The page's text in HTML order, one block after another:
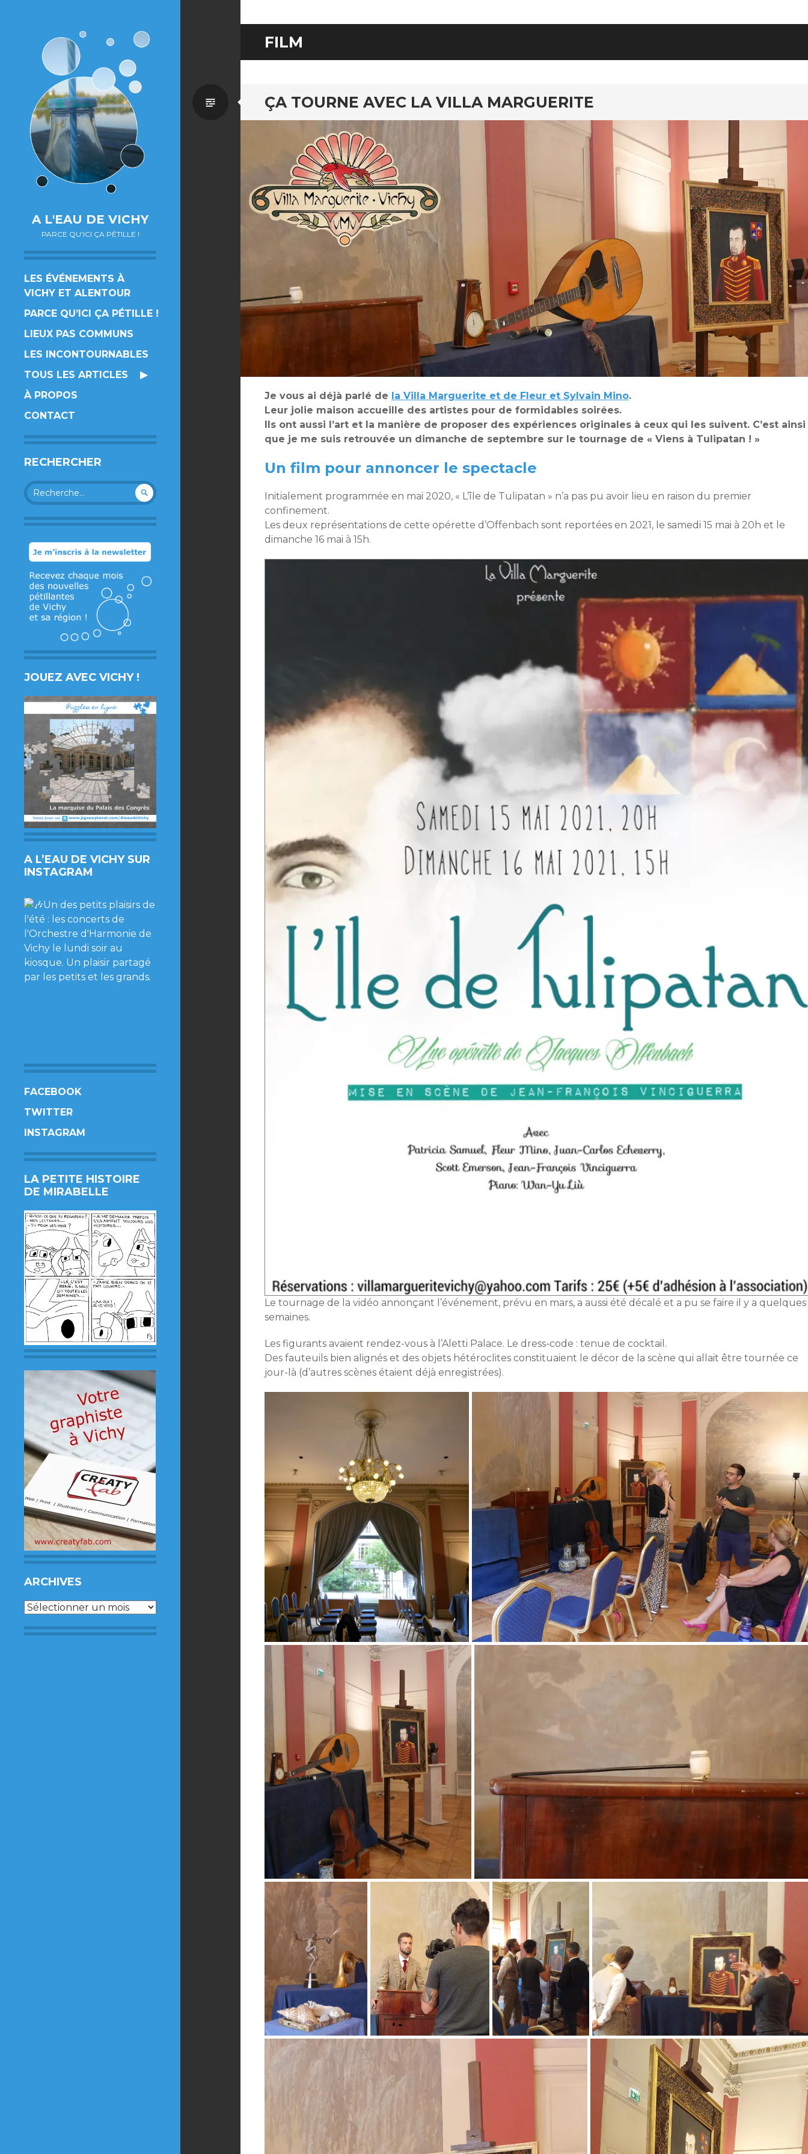
A L'EAU DE VICHY
PARCE QU'ICI ÇA PÉTILLE !
LES ÉVÉNEMENTS À
VICHY ET ALENTOUR
PARCE QU’ICI ÇA PÉTILLE !
LIEUX PAS COMMUNS
LES INCONTOURNABLES
TOUS LES ARTICLES
À PROPOS
CONTACT
RECHERCHER
Rechercher :
JOUEZ AVEC VICHY !
A L’EAU DE VICHY SUR
INSTAGRAM
FACEBOOK
TWITTER
INSTAGRAM
LA PETITE HISTOIRE
DE MIRABELLE
ARCHIVES
Archives
FILM
ÇA TOURNE AVEC LA VILLA MARGUERITE
Par
Je vous ai déjà parlé de la Villa Marguerite et de Fleur et Sylvain Mino.
Leur jolie maison accueille des artistes pour de formidables soirées.
Ils ont aussi l’art et la manière de proposer des expériences originales à ceux qui les suivent. C’est ainsi
que je me suis retrouvée un dimanche de septembre sur le tournage de « Viens à Tulipatan ! »
Un film pour annoncer le spectacle
Initialement programmée en mai 2020, « L’île de Tulipatan » n’a pas pu avoir lieu en raison du premier
confinement.
Les deux représentations de cette opérette d’Offenbach sont reportées en 2021, le samedi 15 mai à 20h et le
dimanche 16 mai à 15h.
Le tournage de la vidéo annonçant l’événement, prévu en mars, a aussi été décalé et a pu se faire il y a quelques
semaines.
Les figurants avaient rendez-vous à l’Aletti Palace. Le dress-code : tenue de cocktail.
Des fauteuils bien alignés et des objets hétéroclites constituaient le décor de la scène qui allait être tournée ce
jour-là (d’autres scènes étaient déjà enregistrées).